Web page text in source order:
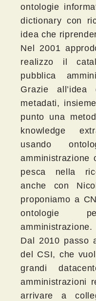
ontologie
dictionary con
idea che
Nel 2001
realizzo il
pubblica
Grazie
metadati,
punto una
knowledge
usando
amministrazione
pesca nella
anche con
proponiamo a
ontologie
amministrazione.
Dal 2010 passo
del CSI, che
grandi
amministrazioni
arrivare a